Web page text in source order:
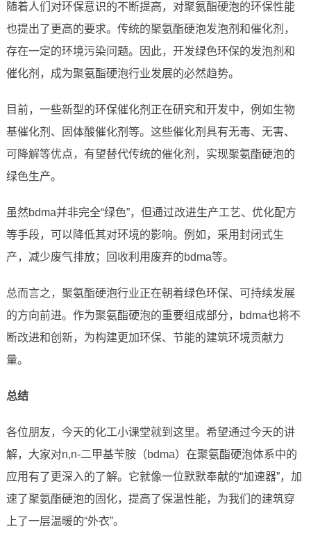
随着人们对环保意识的不断提高，对聚氨酯硬泡的环保性能
也提出了更高的要求。传统的聚氨酯硬泡发泡剂和催化剂，
存在一定的环境污染问题。因此，开发绿色环保的发泡剂和
催化剂，成为聚氨酯硬泡行业发展的必然趋势。
目前，一些新型的环保催化剂正在研究和开发中，例如生物
基催化剂、固体酸催化剂等。这些催化剂具有无毒、无害、
可降解等优点，有望替代传统的催化剂，实现聚氨酯硬泡的
绿色生产。
虽然bdma并非完全“绿色”，但通过改进生产工艺、优化配方
等手段，可以降低其对环境的影响。例如，采用封闭式生
产，减少废气排放；回收利用废弃的bdma等。
总而言之，聚氨酯硬泡行业正在朝着绿色环保、可持续发展
的方向前进。作为聚氨酯硬泡的重要组成部分，bdma也将不
断改进和创新，为构建更加环保、节能的建筑环境贡献力
量。
总结
各位朋友，今天的化工小课堂就到这里。希望通过今天的讲
解，大家对n,n-二甲基苄胺（bdma）在聚氨酯硬泡体系中的
应用有了更深入的了解。它就像一位默默奉献的“加速器”，加
速了聚氨酯硬泡的固化，提高了保温性能，为我们的建筑穿
上了一层温暖的“外衣”。